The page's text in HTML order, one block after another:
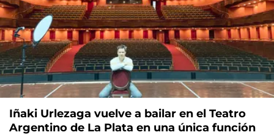
Iñaki Urlezaga vuelve a bailar en el Teatro
Argentino de La Plata en una única función